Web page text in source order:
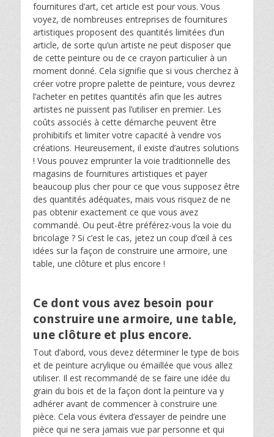
fournitures d’art, cet article est pour vous. Vous
voyez, de nombreuses entreprises de fournitures
artistiques proposent des quantités limitées d’un
article, de sorte qu’un artiste ne peut disposer que
de cette peinture ou de ce crayon particulier à un
moment donné. Cela signifie que si vous cherchez à
créer votre propre palette de peinture, vous devrez
l’acheter en petites quantités afin que les autres
artistes ne puissent pas l’utiliser en premier. Les
coûts associés à cette démarche peuvent être
prohibitifs et limiter votre capacité à vendre vos
créations. Heureusement, il existe d’autres solutions
! Vous pouvez emprunter la voie traditionnelle des
magasins de fournitures artistiques et payer
beaucoup plus cher pour ce que vous supposez être
des quantités adéquates, mais vous risquez de ne
pas obtenir exactement ce que vous avez
commandé. Ou peut-être préférez-vous la voie du
bricolage ? Si c’est le cas, jetez un coup d’œil à ces
idées sur la façon de construire une armoire, une
table, une clôture et plus encore !
Ce dont vous avez besoin pour
construire une armoire, une table,
une clôture et plus encore.
Tout d’abord, vous devez déterminer le type de bois
et de peinture acrylique ou émaillée que vous allez
utiliser. Il est recommandé de se faire une idée du
grain du bois et de la façon dont la peinture va y
adhérer avant de commencer à construire une
pièce. Cela vous évitera d’essayer de peindre une
pièce qui ne sera jamais vue par personne et qui